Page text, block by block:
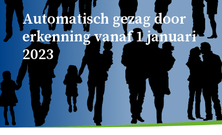
Automatisch gezag door
erkenning vanaf 1 januari
2023